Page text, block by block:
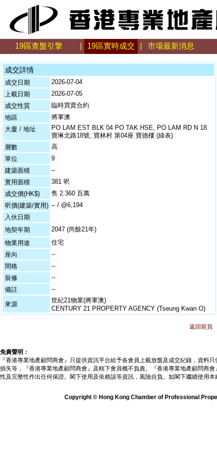
19區查盤引擎 19區實時成交 市場最新消息
成交詳情
成交日期
2026-07-04
上載日期
2026-07-05
成交性質
臨時買賣合約
地區
將軍澳
大廈 / 地址
PO LAM EST BLK 04 PO TAK HSE, PO LAM RD N 18
寶琳北路18號, 寶林村 第04座 寶德樓 (綠表)
層數
高
單位
9
建築面積
--
實用面積
381 呎
成交價(HK$)
售 2.360 百萬
呎價(建築/實用) -- / @6,194
入伙日期
地契年期
2047 (尚餘21年)
物業用途
住宅
座向
--
間格
--
裝修
--
備註
--
來源
世紀21物業(將軍澳)
CENTURY 21 PROPERTY AGENCY (Tseung Kwan O)
返回前頁
免責聲明：
『香港專業地產顧問商會』只提供資訊平台給予各會員上載放盤及成交紀錄，資料
損失等，『香港專業地產顧問商會』及轄下會員概不負責。『香港專業地產顧問商
性及完整性作出任何保證。閣下使用及依賴該等資訊，風險自負。如閣下繼續使用
Copyright © Hong Kong Chamber of Professional